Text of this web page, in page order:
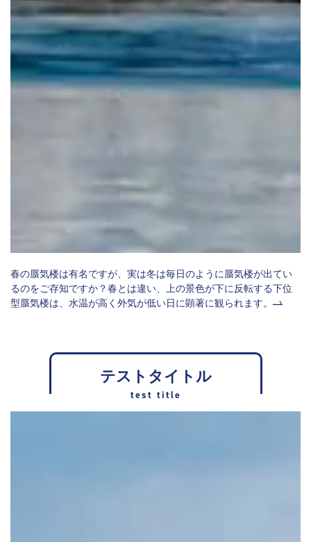
春の蜃気楼は有名ですが、実は冬は毎日のように蜃気楼が出てい
るのをご存知ですか？春とは違い、上の景色が下に反転する下位
型蜃気楼は、水温が高く外気が低い日に顕著に観られます。
テストタイトル
test title